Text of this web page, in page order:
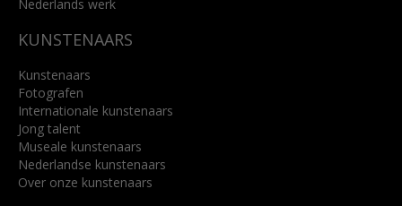
Nederlands werk
KUNSTENAARS
Kunstenaars
Fotografen
Internationale kunstenaars
Jong talent
Museale kunstenaars
Nederlandse kunstenaars
Over onze kunstenaars